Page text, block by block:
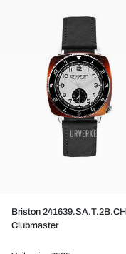
Briston 241639.SA.T.2B.CH
Clubmaster